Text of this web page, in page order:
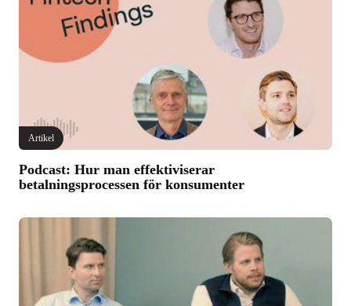
Artikel
Podcast: Hur man effektiviserar
betalningsprocessen för konsumenter